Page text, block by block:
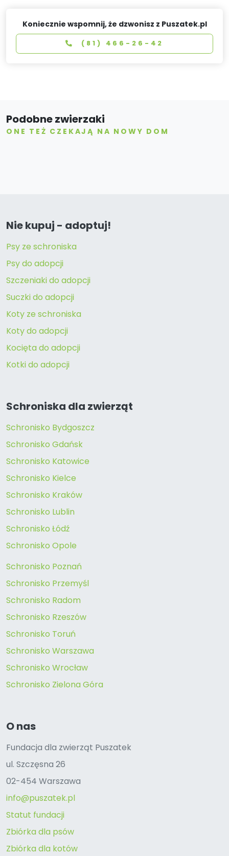
Koniecznie wspomnij, że dzwonisz z Puszatek.pl
(81) 466-26-42
Podobne zwierzaki
ONE TEŻ CZEKAJĄ NA NOWY DOM
Nie kupuj - adoptuj!
Psy ze schroniska
Psy do adopcji
Szczeniaki do adopcji
Suczki do adopcji
Koty ze schroniska
Koty do adopcji
Kocięta do adopcji
Kotki do adopcji
Schroniska dla zwierząt
Schronisko Bydgoszcz
Schronisko Gdańsk
Schronisko Katowice
Schronisko Kielce
Schronisko Kraków
Schronisko Lublin
Schronisko Łódź
Schronisko Opole
Schronisko Poznań
Schronisko Przemyśl
Schronisko Radom
Schronisko Rzeszów
Schronisko Toruń
Schronisko Warszawa
Schronisko Wrocław
Schronisko Zielona Góra
O nas
Fundacja dla zwierząt Puszatek
ul. Szczęsna 26
02-454 Warszawa
info@puszatek.pl
Statut fundacji
Zbiórka dla psów
Zbiórka dla kotów